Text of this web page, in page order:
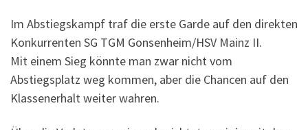
Im Abstiegskampf traf die erste Garde auf den direkten
Konkurrenten SG TGM Gonsenheim/HSV Mainz II.
Mit einem Sieg könnte man zwar nicht vom
Abstiegsplatz weg kommen, aber die Chancen auf den
Klassenerhalt weiter wahren.